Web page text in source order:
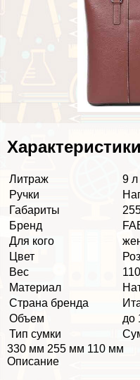
Хаpaктеристики
Литраж
9 л
Ручки
Габариты
Бренд
Для кого
Цвет
Вес
Материал
Страна бренда
Объем
до
Тип сумки
330 мм 255 мм 110 мм
Описание